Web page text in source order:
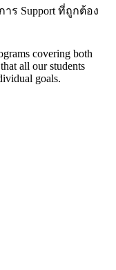
ร Support ที่ถูกต้อง
covering both
all our students
goals.